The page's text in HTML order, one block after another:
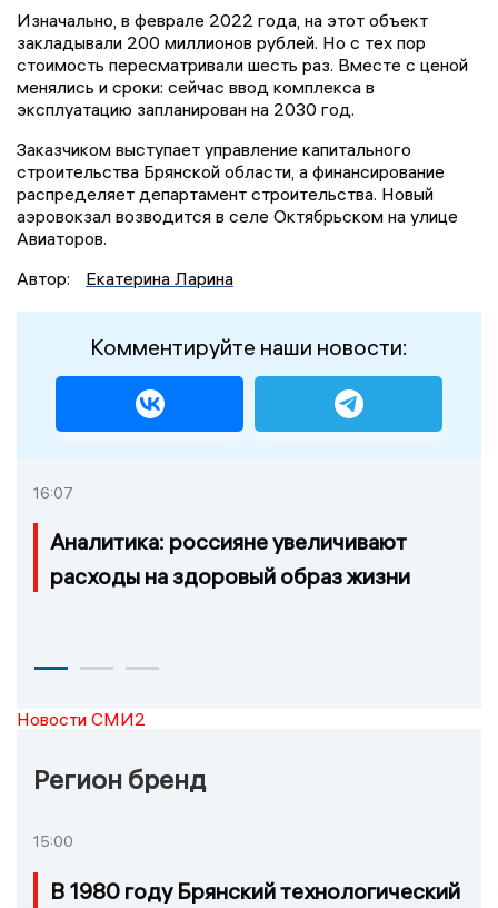
Изначально, в феврале 2022 года, на этот объект
закладывали 200 миллионов рублей. Но с тех пор
стоимость пересматривали шесть раз. Вместе с ценой
менялись и сроки: сейчас ввод комплекса в
эксплуатацию запланирован на 2030 год.
Заказчиком выступает управление капитального
строительства Брянской области, а финансирование
распределяет департамент строительства. Новый
аэровокзал возводится в селе Октябрьском на улице
Авиаторов.
Автор:
Екатерина Ларина
Комментируйте наши новости:
16:07
Аналитика: россияне увеличивают
расходы на здоровый образ жизни
Новости СМИ2
Регион бренд
15:00
В 1980 году Брянский технологический